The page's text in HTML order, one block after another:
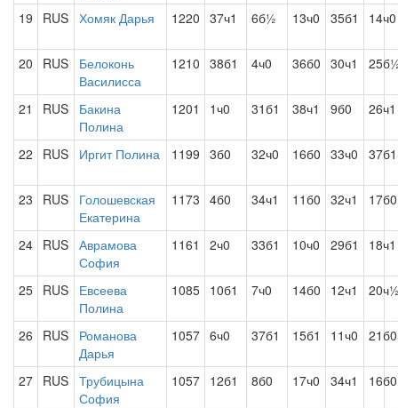
19 RUS Хомяк Дарья 1220 37ч1 6б½ 13ч0 35б1 14ч0
20 RUS
Белоконь
Василисса
1210 38б1 4ч0 36б0 30ч1
21 RUS
Бакина
Полина
1201 1ч0 31б1 38ч1 9б0 26ч1
22 RUS Иргит Полина 1199 3б0 32ч0 16б0 33ч0 37б1
23 RUS
Голошевская
Екатерина
1173 4б0 34ч1 11б0 32ч1 17б0
24 RUS Аврамова
София
1161 2ч0 33б1 10ч0 29б1 18ч1
25 RUS
Евсеева
Полина
1085 10б1 7ч0 14б0 12ч1
26 RUS
Романова
Дарья
1057 6ч0 37б1 15б1 11ч0 21б0
27 RUS Трубицына
София
1057 12б1 8б0 17ч0 34ч1 16б0